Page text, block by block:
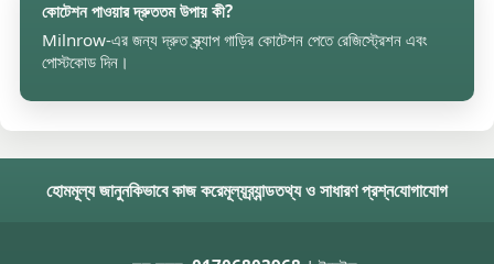
কোটেশন পাওয়ার দ্রুততম উপায় কী?
Milnrow-এর জন্য দ্রুত স্ক্র্যাপ গাড়ির কোটেশন পেতে রেজিস্ট্রেশন এবং
পোস্টকোড দিন।
হোমমূল্য জানুনকিভাবে কাজ করেমূল্যব্র্যান্ডতথ্য ও সাধারণ প্রশ্নযোগাযোগ